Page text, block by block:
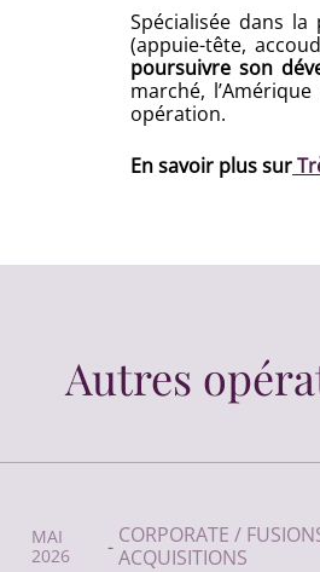
Spécialisée dans
(appuie-tête,
poursuivre son
marché,
opération.
En savoir plus sur
Autres
MAI
2026
- CORPORATE /
ACQUISITIONS